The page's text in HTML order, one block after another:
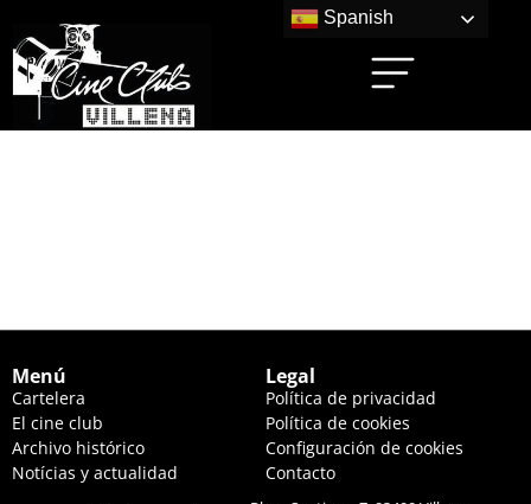
Menú
Cartelera
El cine club
Archivo histórico
Notícias y actualidad
Legal
Política de privacidad
Política de cookies
Configuración de cookies
Contacto
Spanish